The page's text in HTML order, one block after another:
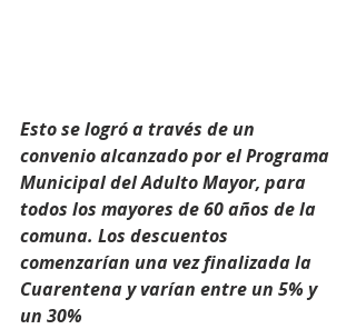
Esto se logró a través de un
convenio alcanzado por el Programa
Municipal del Adulto Mayor, para
todos los mayores de 60 años de la
comuna. Los descuentos
comenzarían una vez finalizada la
Cuarentena y varían entre un 5% y
un 30%